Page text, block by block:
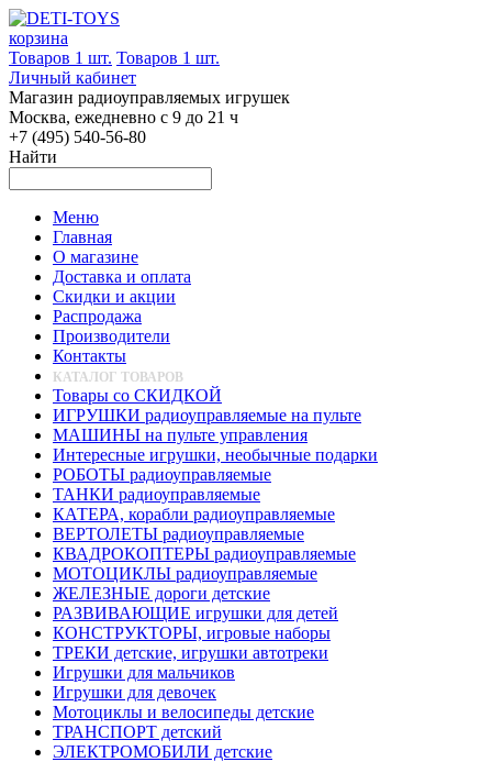
корзина
Товаров 1 шт. Товаров 1 шт.
Личный кабинет
Магазин радиоуправляемых игрушек
Москва, ежедневно с 9 до 21 ч
+7 (495) 540-56-80
Найти
Меню
Главная
О магазине
Доставка и оплата
Скидки и акции
Распродажа
Производители
Контакты
КАТАЛОГ ТОВАРОВ
Товары со СКИДКОЙ
ИГРУШКИ радиоуправляемые на пульте
МАШИНЫ на пульте управления
Интересные игрушки, необычные подарки
РОБОТЫ радиоуправляемые
ТАНКИ радиоуправляемые
КАТЕРА, корабли радиоуправляемые
ВЕРТОЛЕТЫ радиоуправляемые
КВАДРОКОПТЕРЫ радиоуправляемые
МОТОЦИКЛЫ радиоуправляемые
ЖЕЛЕЗНЫЕ дороги детские
РАЗВИВАЮЩИЕ игрушки для детей
КОНСТРУКТОРЫ, игровые наборы
ТРЕКИ детские, игрушки автотреки
Игрушки для мальчиков
Игрушки для девочек
Мотоциклы и велосипеды детские
ТРАНСПОРТ детский
ЭЛЕКТРОМОБИЛИ детские